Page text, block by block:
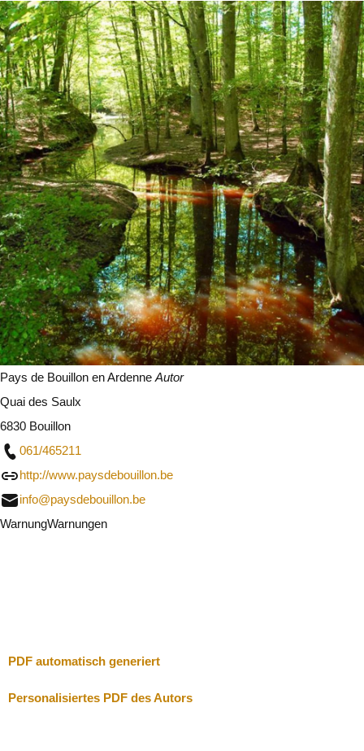
Pays de Bouillon en Ardenne Autor
Quai des Saulx
6830 Bouillon
061/465211
http://www.paysdebouillon.be
info@paysdebouillon.be
WarnungWarnungen
PDF automatisch generiert
Personalisiertes PDF des Autors